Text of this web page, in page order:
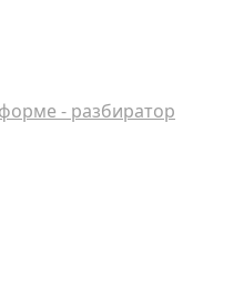
- разбиратор